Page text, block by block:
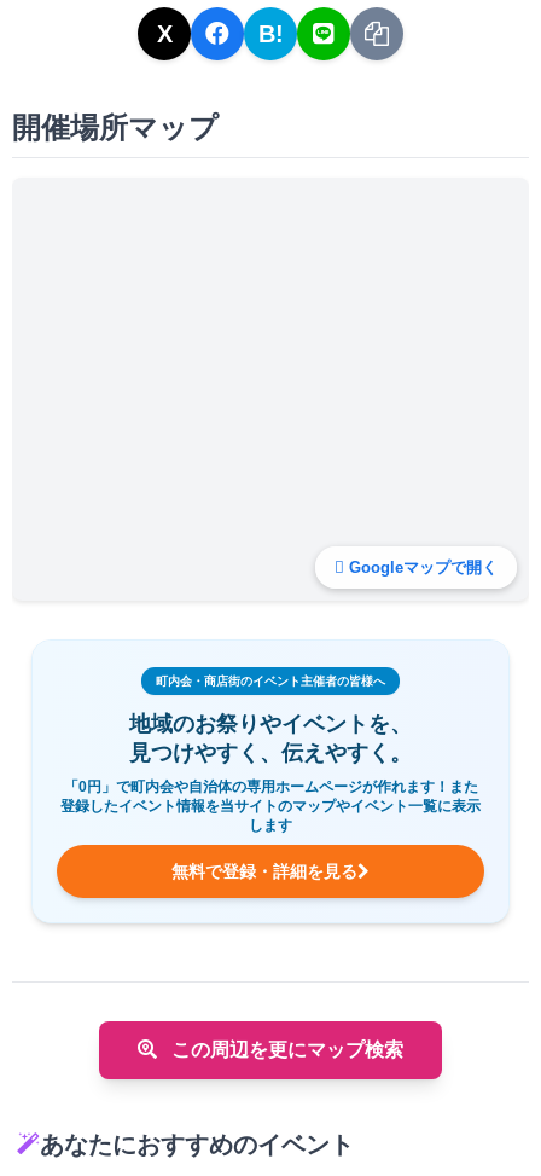
X B!
開催場所マップ
Googleマップで開く
町内会・商店街のイベント主催者の皆様へ
地域のお祭りやイベントを、
見つけやすく、伝えやすく。
「0円」で町内会や自治体の専用ホームページが作れます！また
登録したイベント情報を当サイトのマップやイベント一覧に表示
します
無料で登録・詳細を見る
この周辺を更にマップ検索
あなたにおすすめのイベント